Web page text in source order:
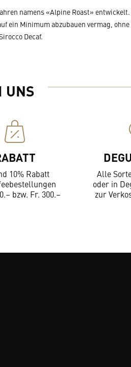
namens «Alpine Roast»
ein Minimum abzubauen vermag,
Decaf.
UNS
10% Rabatt
bzw. Fr. 300.–
Alle
oder in
zur